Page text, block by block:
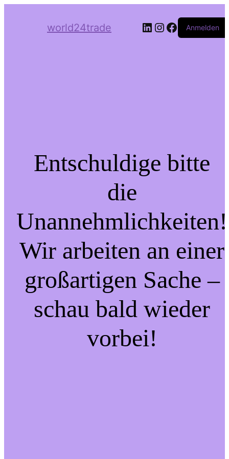
world24trade LinkedIn
Instagram
Facebook
Anmelden
Entschuldige bitte
die
Unannehmlichkeiten!
Wir arbeiten an einer
großartigen Sache –
schau bald wieder
vorbei!